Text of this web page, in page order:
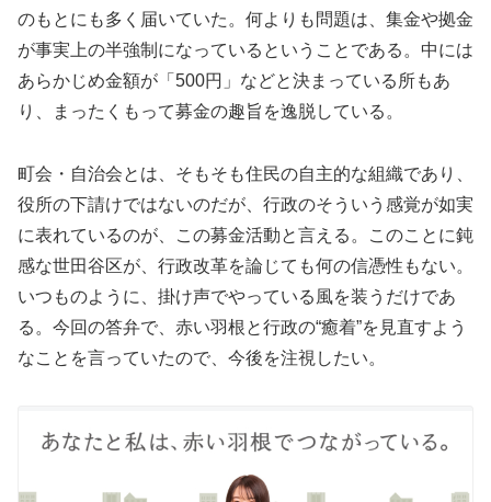
のもとにも多く届いていた。何よりも問題は、集金や拠金
が事実上の半強制になっているということである。中には
あらかじめ金額が「500円」などと決まっている所もあ
り、まったくもって募金の趣旨を逸脱している。
町会・自治会とは、そもそも住民の自主的な組織であり、
役所の下請けではないのだが、行政のそういう感覚が如実
に表れているのが、この募金活動と言える。このことに鈍
感な世田谷区が、行政改革を論じても何の信憑性もない。
いつものように、掛け声でやっている風を装うだけであ
る。今回の答弁で、赤い羽根と行政の“癒着”を見直すよう
なことを言っていたので、今後を注視したい。